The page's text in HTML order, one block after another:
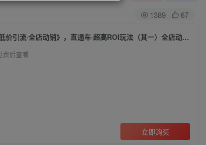
1389 67
电商冰可乐·直通车·《低价引流·全店动销》，直通车·超高ROI玩法（其一）全店动销必学玩法
费后查看
立即购买